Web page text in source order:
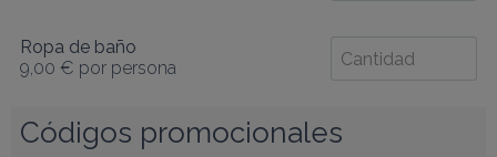
Ropa de baño
9,00 € por persona
Códigos promocionales